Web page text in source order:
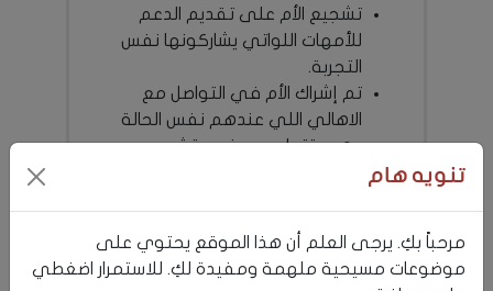
تشجيع الأم على تقديم الدعم
للأمهات اللواتي يشاركونها نفس
التجربة.
تم إشراك الأم في التواصل مع
الاهالي اللي عندهم نفس الحالة
وهي تتولى موضوع تشجيعهم
وكل المطاعم والمحلات المهمة
بعمان صارت تستخدم ابنها كومز
تنويه هام
مرحباً بكِ. يرجى العلم أن هذا الموقع يحتوي على
موضوعات مسيحية ملهمة ومفيدة لكِ. للاستمرار اضغطي